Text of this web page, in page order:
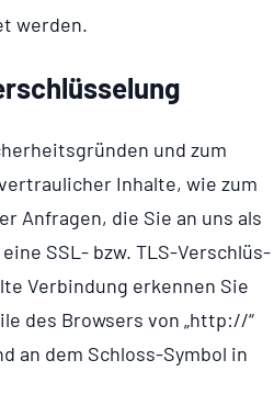
werden.
und zum
Inhalte, wie zum
Anfragen, die Sie an uns als
SSL- bzw. TLS-Verschlüs­
Verbindung erkennen Sie
des Browsers von „http://“
an dem Schloss-Symbol in